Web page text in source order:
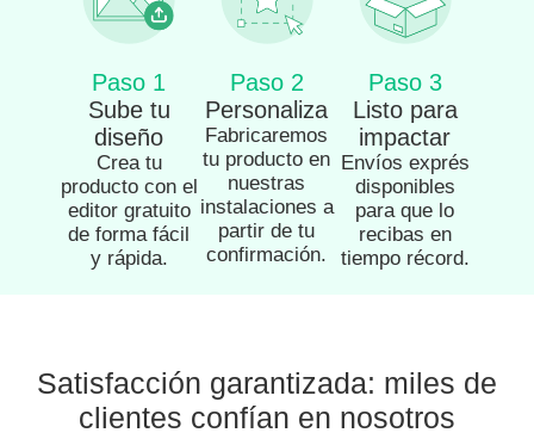
Paso 1
Sube tu
diseño
Crea tu
producto con el
editor gratuito
de forma fácil
y rápida.
Paso 2
Personaliza
Fabricaremos
tu producto en
nuestras
instalaciones a
partir de tu
confirmación.
Paso 3
Listo para
impactar
Envíos exprés
disponibles
para que lo
recibas en
tiempo récord.
Satisfacción garantizada: miles de
clientes confían en nosotros